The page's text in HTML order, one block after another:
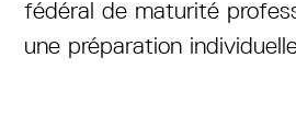
fédéral de maturité
une préparation